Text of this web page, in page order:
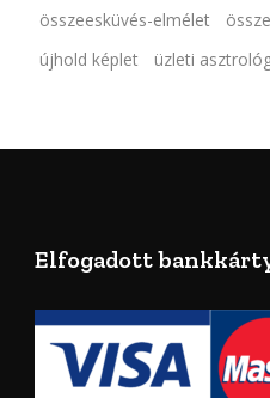
összeesküvés-elmélet
újhold képlet üzleti
Elfogadott